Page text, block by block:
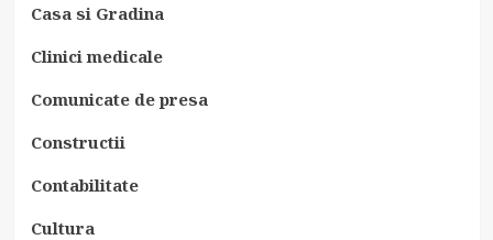
Casa si Gradina
Clinici medicale
Comunicate de presa
Constructii
Contabilitate
Cultura